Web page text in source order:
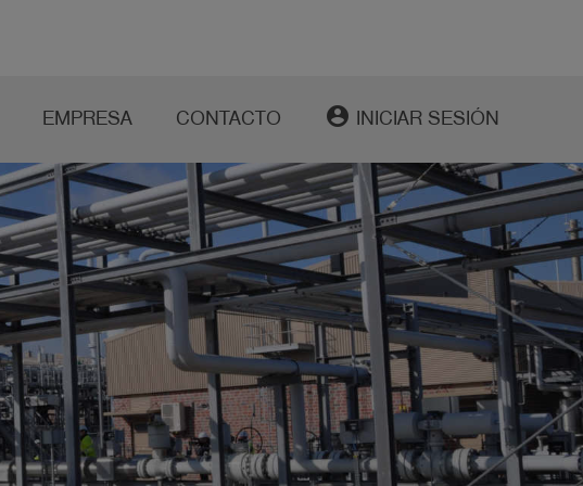
EMPRESA CONTACTO account_circle INICIAR SESIÓN